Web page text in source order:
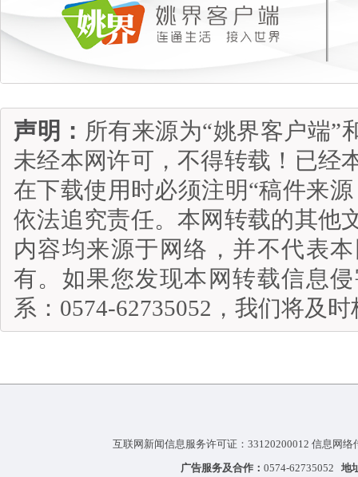
声明： 所有来源为“姚界客户端”
未经本网许可，不得转载！已经
在下载使用时必须注明“稿件来
依法追究责任。本网转载的其他
内容均来源于网络，并不代表
有。如果您发现本网转载信息
系：0574-62735052，我们将及
互联网新闻信息服务许可证：33120200012 信息网
广告服务及合作： 0574-62735052 地